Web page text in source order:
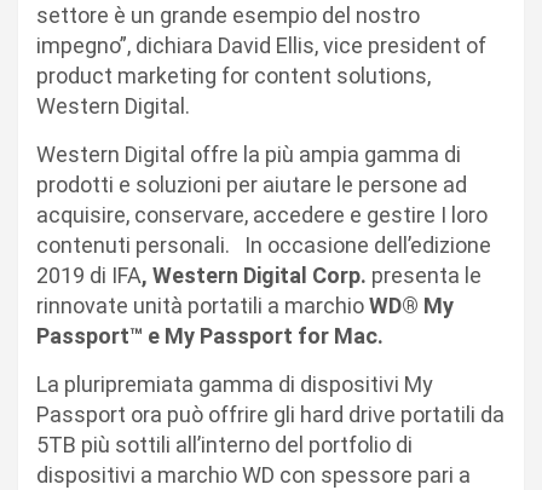
settore è un grande esempio del nostro
impegno”, dichiara David Ellis, vice president of
product marketing for content solutions,
Western Digital.
Western Digital offre la più ampia gamma di
prodotti e soluzioni per aiutare le persone ad
acquisire, conservare, accedere e gestire I loro
contenuti personali. In occasione dell’edizione
2019 di IFA, Western Digital Corp. presenta le
rinnovate unità portatili a marchioWD® My
Passport™ e My Passport for Mac.
La pluripremiata gamma di dispositivi My
Passport ora può offrire gli hard drive portatili da
5TB più sottili all’interno del portfolio di
dispositivi a marchio WD con spessore pari a